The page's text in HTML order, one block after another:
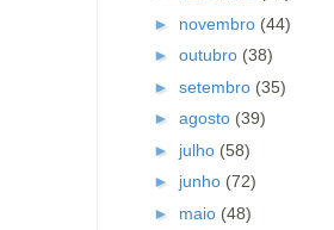
► novembro (44)
► outubro (38)
► setembro (35)
► agosto (39)
► julho (58)
► junho (72)
► maio (48)